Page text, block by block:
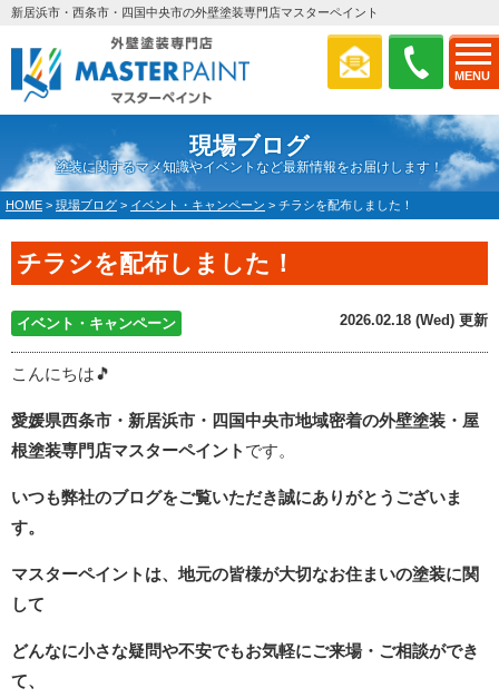
MENU
新居浜市・西条市・四国中央市の外壁塗装専門店マスターペイント
現場ブログ
塗装に関するマメ知識やイベントなど最新情報をお届けします！
HOME > 現場ブログ > イベント・キャンペーン > チラシを配布しました！
チラシを配布しました！
イベント・キャンペーン 2026.02.18 (Wed) 更新
こんにちは🎵
愛媛県西条市・新居浜市・四国中央市地域密着の外壁塗装・屋
根塗装専門店マスターペイント です。
いつも弊社のブログをご覧いただき誠にありがとうございま
す。
マスターペイントは、地元の皆様が大切なお住まいの塗装に関
して
どんなに小さな疑問や不安でもお気軽にご来場・ご相談ができ
て、